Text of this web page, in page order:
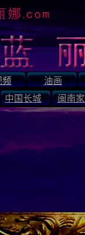
频
油画
中国长城 闽南